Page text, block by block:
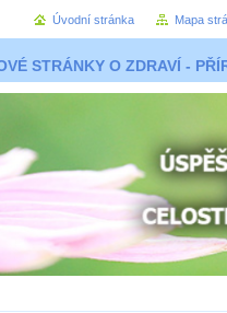
STRÁNKY O ZDRAVÍ -
Úvodní stránka Mapa